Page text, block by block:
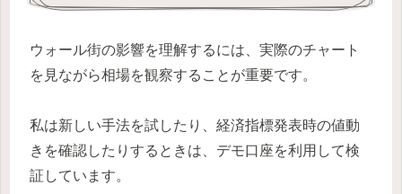
ウォール街の影響を理解するには、実際のチャート
を見ながら相場を観察することが重要です。
私は新しい手法を試したり、経済指標発表時の値動
きを確認したりするときは、デモ口座を利用して検
証しています。